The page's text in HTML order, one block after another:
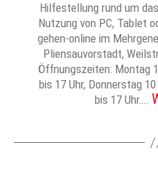
Hilfestellung rund um
Nutzung von PC, Tablet
gehen-online im
Pliensauvorstadt,
Öffnungszeiten: Montag
bis 17 Uhr, Donnerstag
bis 17 Uhr….